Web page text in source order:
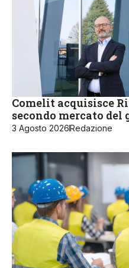
Comelit acquisisce
secondo mercato
3 Agosto 2026Redazione